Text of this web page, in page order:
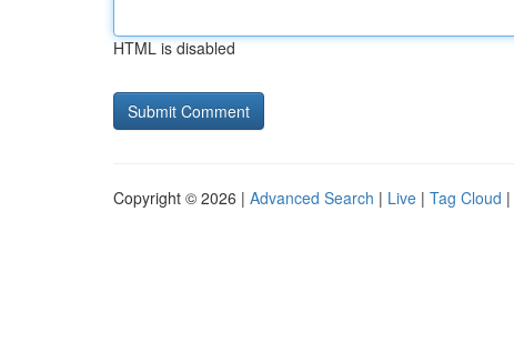
HTML is disabled
Copyright © 2026 | Advanced Search | Live | Tag Cloud |